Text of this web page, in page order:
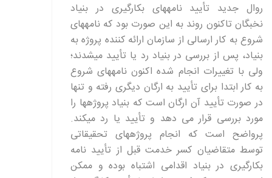
روال جدید تأیید نامههای بکارگیری در بنیاد
نخبگان تاکنون روند به این صورت بود که نامههای
شروع به کار ارسالی از سازمان ارائه کننده پروژه به
بنیاد، پس از بررسی در بنیاد رد یا تأیید میشدند؛
ولی با تغییرات انجام شده اکنون نامههای شروع
به کار ابتدا برای تأیید به ارگان دیگری رفته و تنها
در صورت تأیید آن ارگان است که بنیاد پروژهها را
مورد بررسی قرار می دهد و تأیید یا رد میکند.
پرواضح است که انجام پروژههای تحقیقاتی
توسط متقاضیان کسر خدمت قبل از تأیید نامه
بکارگیری در بنیاد اقدامی اشتباه بوده و ممکن